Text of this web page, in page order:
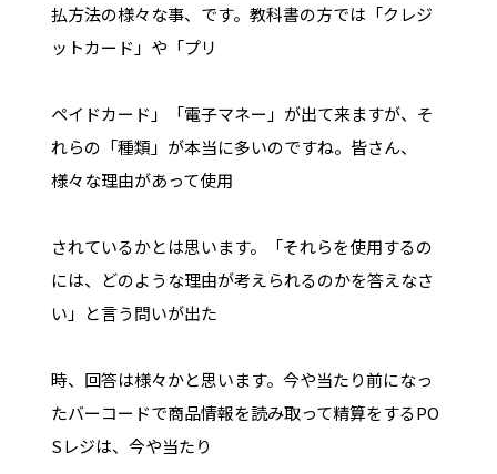
払方法の様々な事、です。教科書の方では「クレジ
ットカード」や「プリ
ペイドカード」「電子マネー」が出て来ますが、そ
れらの「種類」が本当に多いのですね。皆さん、
様々な理由があって使用
されているかとは思います。「それらを使用するの
には、どのような理由が考えられるのかを答えなさ
い」と言う問いが出た
時、回答は様々かと思います。今や当たり前になっ
たバーコードで商品情報を読み取って精算をするPO
Sレジは、今や当たり